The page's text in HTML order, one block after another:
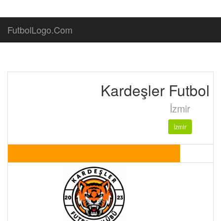
FutbolLogo.Com
Kardeşler Futbol
İzmir
İzmir